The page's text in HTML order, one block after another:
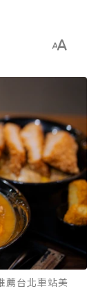
薦台北車站美